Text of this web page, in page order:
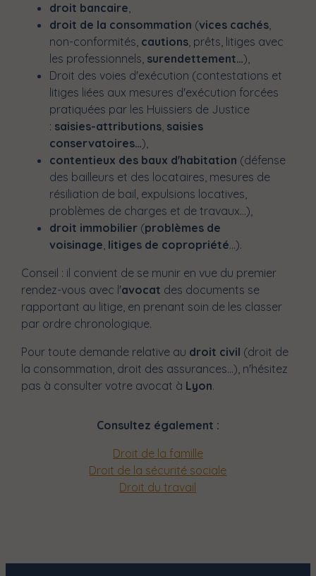
droit bancaire,
droit de la consommation (vices cachés,
non-conformités, cautions, prêts, litiges avec
les professionnels, surendettement…),
Droit des voies d'exécution (contestations et
litiges liées aux mesures d'exécution forcées
pratiquées par les Huissiers de Justice
: saisies-attributions, saisies
conservatoires…),
contentieux des baux d'habitation (défense
des bailleurs et des locataires, mesures de
résiliation de bail, expulsions locatives,
problèmes de charges et de travaux...),
droit immobilier (problèmes de
voisinage, litiges de copropriété...).
Conseil : il convient de se munir en vue du premier
rendez-vous avec l'avocat des documents se
rapportant au litige, en prenant soin de les classer
par ordre chronologique.
Pour toute demande relative au droit civil (droit de
la consommation, droit des assurances...), n'hésitez
pas à consulter votre avocat à Lyon.
Consultez également :
Droit de la famille
Droit de la sécurité sociale
Droit du travail